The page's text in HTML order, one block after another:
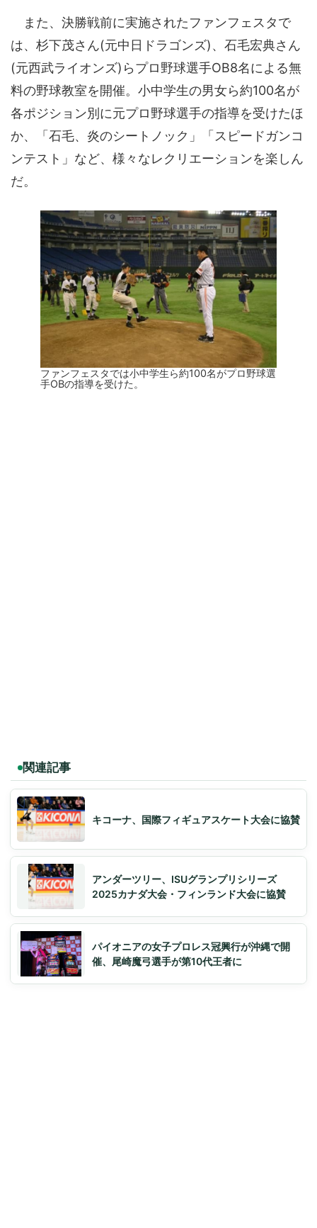
また、決勝戦前に実施されたファンフェスタで
は、杉下茂さん(元中日ドラゴンズ)、石毛宏典さん
(元西武ライオンズ)らプロ野球選手OB8名による無
料の野球教室を開催。小中学生の男女ら約100名が
各ポジション別に元プロ野球選手の指導を受けたほ
か、「石毛、炎のシートノック」「スピードガンコ
ンテスト」など、様々なレクリエーションを楽しん
だ。
ファンフェスタでは小中学生ら約100名がプロ野球選
手OBの指導を受けた。
関連記事
キコーナ、国際フィギュアスケート大会に協賛
アンダーツリー、ISUグランプリシリーズ
2025カナダ大会・フィンランド大会に協賛
パイオニアの女子プロレス冠興行が沖縄で開
催、尾崎魔弓選手が第10代王者に